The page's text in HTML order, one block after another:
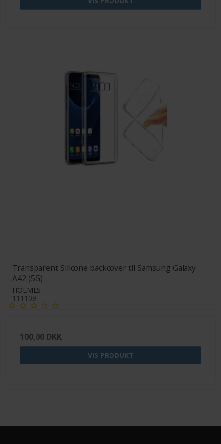
Transparent Silicone backcover til Samsung Galaxy
A42 (5G)
HOLMES
111109
100,00 DKK
VIS PRODUKT